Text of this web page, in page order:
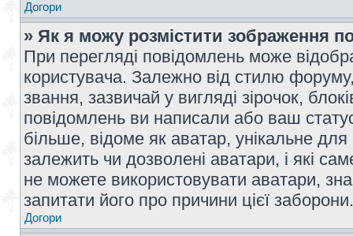
Догори
» Як я можу розмістити зображення
При перегляді повідомлень може
користувача. Залежно від стилю
звання, зазвичай у вигляді зірочок,
повідомлень ви написали або ваш
більше, відоме як аватар, унікальне
залежить чи дозволені аватари, і які
не можете використовувати аватари,
запитати його про причини цієї заборони.
Догори